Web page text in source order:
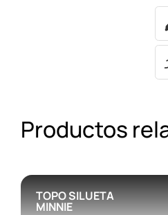
Productos
TOPO SILUETA
MINNIE